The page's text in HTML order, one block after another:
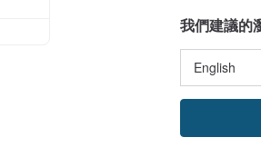
我們建議的